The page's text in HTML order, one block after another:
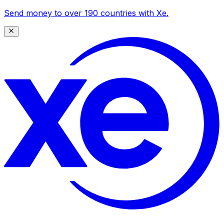
Send money to over 190 countries with Xe.